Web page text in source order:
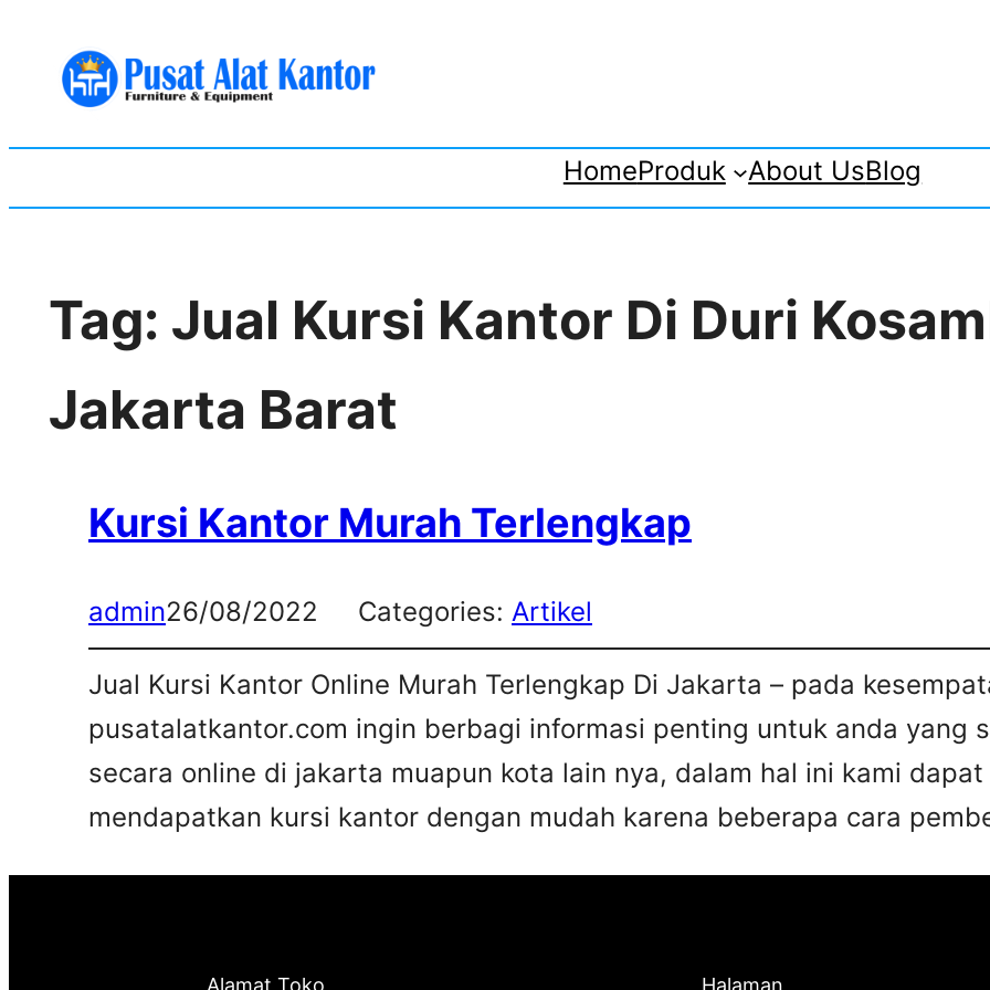
content
HomeProduk About UsBlog
Tag: Jual Kursi Kantor Di Duri
Jakarta Barat
Kursi Kantor Murah Terlengkap
admin26/08/2022 Categories: Artikel
Jual Kursi Kantor Online Murah Terlengkap Di Jakarta – pada
pusatalatkantor.com ingin berbagi informasi penting untuk anda yang
secara online di jakarta muapun kota lain nya, dalam hal ini kami
mendapatkan kursi kantor dengan mudah karena beberapa cara
Alamat Toko Halaman